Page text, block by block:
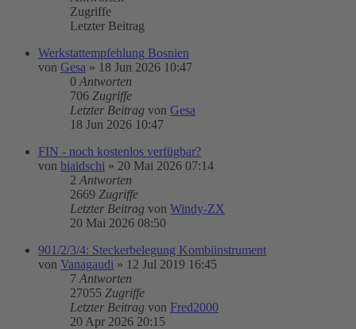
Zugriffe
Letzter Beitrag
Werkstattempfehlung Bosnien
von Gesa » 18 Jun 2026 10:47
0 Antworten
706 Zugriffe
Letzter Beitrag von Gesa
18 Jun 2026 10:47
FIN - noch kostenlos verfügbar?
von biaidschi » 20 Mai 2026 07:14
2 Antworten
2669 Zugriffe
Letzter Beitrag von Windy-ZX
20 Mai 2026 08:50
901/2/3/4: Steckerbelegung Kombiinstrument
von Vanagaudi » 12 Jul 2019 16:45
7 Antworten
27055 Zugriffe
Letzter Beitrag von Fred2000
20 Apr 2026 20:15